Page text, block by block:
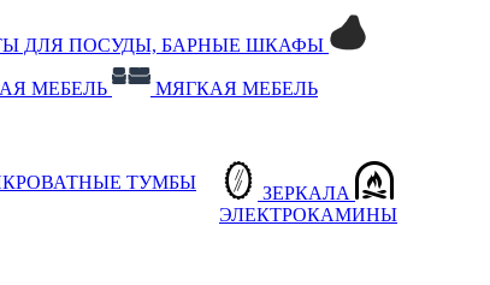
ДЛЯ ПОСУДЫ, БАРНЫЕ ШКАФЫ
МЕБЕЛЬ МЯГКАЯ МЕБЕЛЬ
ТУМБЫ
ЗЕРКАЛА
ЭЛЕКТРОКАМИНЫ